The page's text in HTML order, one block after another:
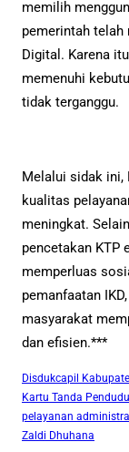
memilih
pemerintah telah
Digital. Karena
memenuhi
tidak terganggu.
Melalui sidak ini,
kualitas
meningkat.
pencetakan KTP
memperluas
pemanfaatan
masyarakat
dan efisien.***
Disdukcapil
Kartu Tanda
pelayanan
Zaldi Dhuhana